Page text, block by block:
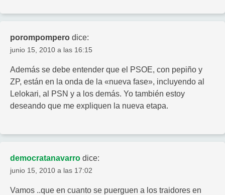
porompompero dice:
junio 15, 2010 a las 16:15
Además se debe entender que el PSOE, con pepiño y
ZP, están en la onda de la «nueva fase», incluyendo al
Lelokari, al PSN y a los demás. Yo también estoy
deseando que me expliquen la nueva etapa.
democratanavarro dice:
junio 15, 2010 a las 17:02
Vamos ..que en cuanto se puerguen a los traidores en